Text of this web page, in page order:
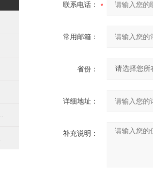
联系电话：
常用邮箱：
省份：
详细地址：
补充说明：